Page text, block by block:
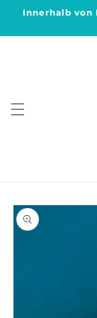
zum
Innerhalb von